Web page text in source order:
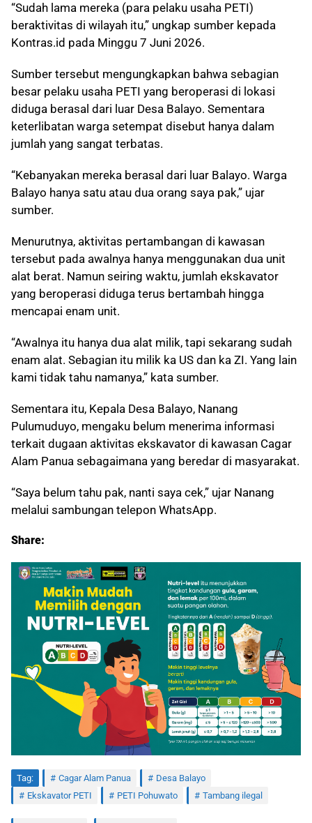
“Sudah lama mereka (para pelaku usaha PETI)
beraktivitas di wilayah itu,” ungkap sumber kepada
Kontras.id pada Minggu 7 Juni 2026.
Sumber tersebut mengungkapkan bahwa sebagian
besar pelaku usaha PETI yang beroperasi di lokasi
diduga berasal dari luar Desa Balayo. Sementara
keterlibatan warga setempat disebut hanya dalam
jumlah yang sangat terbatas.
“Kebanyakan mereka berasal dari luar Balayo. Warga
Balayo hanya satu atau dua orang saya pak,” ujar
sumber.
Menurutnya, aktivitas pertambangan di kawasan
tersebut pada awalnya hanya menggunakan dua unit
alat berat. Namun seiring waktu, jumlah ekskavator
yang beroperasi diduga terus bertambah hingga
mencapai enam unit.
“Awalnya itu hanya dua alat milik, tapi sekarang sudah
enam alat. Sebagian itu milik ka US dan ka ZI. Yang lain
kami tidak tahu namanya,” kata sumber.
Sementara itu, Kepala Desa Balayo, Nanang
Pulumuduyo, mengaku belum menerima informasi
terkait dugaan aktivitas ekskavator di kawasan Cagar
Alam Panua sebagaimana yang beredar di masyarakat.
“Saya belum tahu pak, nanti saya cek,” ujar Nanang
melalui sambungan telepon WhatsApp.
Share:
Tag: Cagar Alam Panua
Desa Balayo
Ekskavator PETI
PETI Pohuwato Tambang ilegal